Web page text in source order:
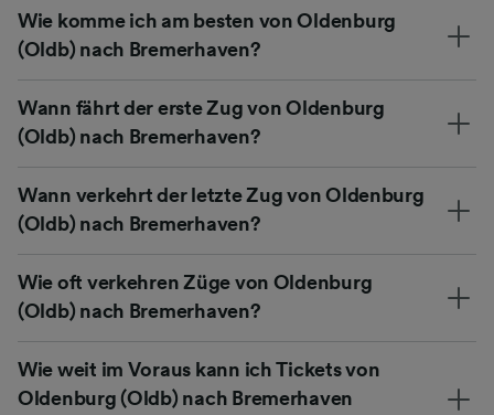
Wie komme ich am besten von Oldenburg
(Oldb) nach Bremerhaven?
Wann fährt der erste Zug von Oldenburg
(Oldb) nach Bremerhaven?
Wann verkehrt der letzte Zug von Oldenburg
(Oldb) nach Bremerhaven?
Wie oft verkehren Züge von Oldenburg
(Oldb) nach Bremerhaven?
Wie weit im Voraus kann ich Tickets von
Oldenburg (Oldb) nach Bremerhaven